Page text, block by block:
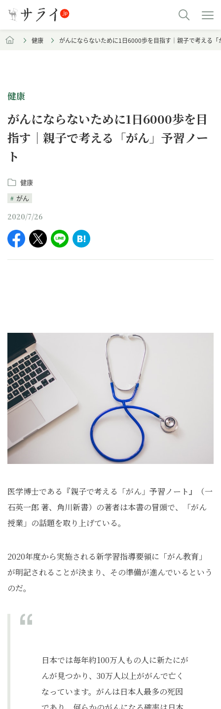
健康 がんにならないために1日6000歩を目指す｜親子で考える「
健康
がんにならないために1日6000歩を目
指す｜親子で考える「がん」予習ノー
ト
健康
がん
2020/7/26
医学博士である『親子で考える「がん」予習ノート』（一
石英一郎 著、角川新書）の著者は本書の冒頭で、「がん
授業」の話題を取り上げている。
2020年度から実施される新学習指導要領に「がん教育」
が明記されることが決まり、その準備が進んでいるという
のだ。
日本では毎年約100万人もの人に新たにが
んが見つかり、30万人以上ががんで亡く
なっています。がんは日本人最多の死因